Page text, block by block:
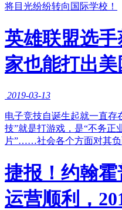
将目光纷纷转向国际学校！
英雄联盟选
家也能打出美
2019-03-13
电子竞技自诞生起就一直存
技”就是打游戏，是“不务正
片”……社会各个方面对其负
捷报！约翰
运营顺利，